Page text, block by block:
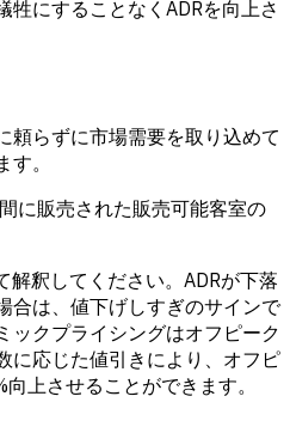
牲にすることなくADRを向上さ
頼らずに市場需要を取り込めて
。
に販売された販売可能客室の
解釈してください。ADRが下落
合は、値下げしすぎのサインで
ックプライシングはオフピーク
に応じた値引きにより、オフピ
上させることができます。